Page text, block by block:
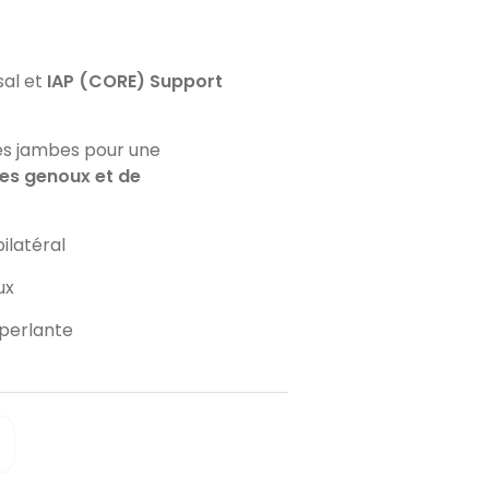
et IAP (CORE) Support
jambes pour une
genoux et de